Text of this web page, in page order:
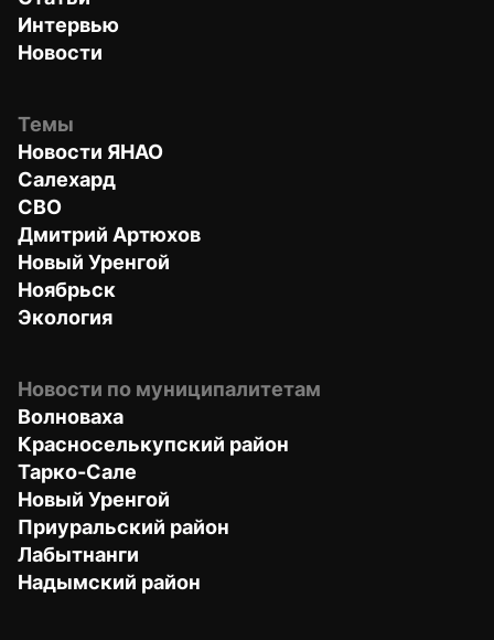
Интервью
Новости
Темы
Новости ЯНАО
Салехард
СВО
Дмитрий Артюхов
Новый Уренгой
Ноябрьск
Экология
Новости по муниципалитетам
Волноваха
Красноселькупский район
Тарко-Сале
Новый Уренгой
Приуральский район
Лабытнанги
Надымский район